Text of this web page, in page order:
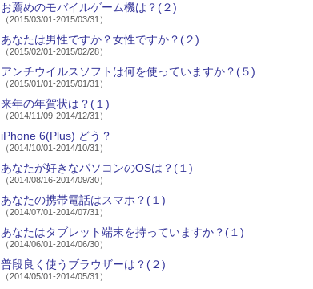
お薦めのモバイルゲーム機は？(２)
（2015/03/01-2015/03/31）
あなたは男性ですか？女性ですか？(２)
（2015/02/01-2015/02/28）
アンチウイルスソフトは何を使っていますか？(５)
（2015/01/01-2015/01/31）
来年の年賀状は？(１)
（2014/11/09-2014/12/31）
iPhone 6(Plus) どう？
（2014/10/01-2014/10/31）
あなたが好きなパソコンのOSは？(１)
（2014/08/16-2014/09/30）
あなたの携帯電話はスマホ？(１)
（2014/07/01-2014/07/31）
あなたはタブレット端末を持っていますか？(１)
（2014/06/01-2014/06/30）
普段良く使うブラウザーは？(２)
（2014/05/01-2014/05/31）